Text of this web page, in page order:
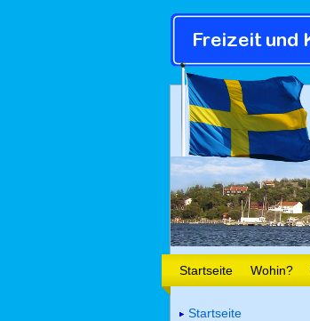
Startseite Wohin?
Startseite